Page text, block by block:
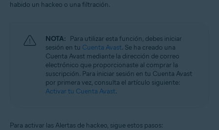
habido un hackeo o una filtración.
NOTA: Para utilizar esta función, debes iniciar
sesión en tu Cuenta Avast. Se ha creado una
Cuenta Avast mediante la dirección de correo
electrónico que proporcionaste al comprar la
suscripción. Para iniciar sesión en tu Cuenta Avast
por primera vez, consulta el artículo siguiente:
Activar tu Cuenta Avast.
Para activar las Alertas de hackeo, sigue estos pasos: